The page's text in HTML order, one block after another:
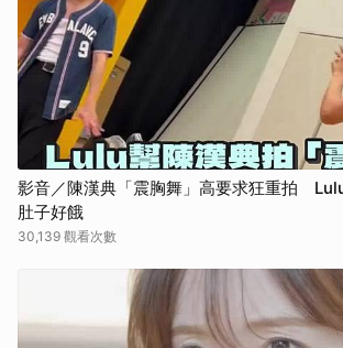
影音／陳漢典「震胸舞」高要求狂重拍
肚子好餓
30,139 觀看次數